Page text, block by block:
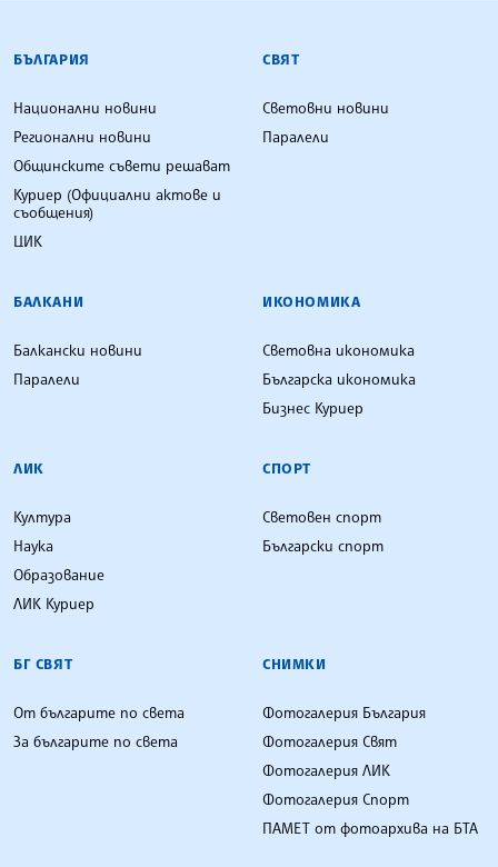
БЪЛГАРСКА ТЕЛЕГРАФНА АГЕНЦИЯ
БЪЛГАРИЯ
Национални новини
Регионални новини
Общинските съвети решават
Куриер (Официални актове и
съобщения)
ЦИК
СВЯТ
Световни новини
Паралели
БАЛКАНИ
Балкански новини
Паралели
ИКОНОМИКА
Световна икономика
Българска икономика
Бизнес Куриер
ЛИК
Култура
Наука
Образование
ЛИК Куриер
СПОРТ
Световен спорт
Български спорт
БГ СВЯТ
От българите по света
За българите по света
СНИМКИ
Фотогалерия България
Фотогалерия Свят
Фотогалерия ЛИК
Фотогалерия Спорт
ПАМЕТ от фотоархива на БТА